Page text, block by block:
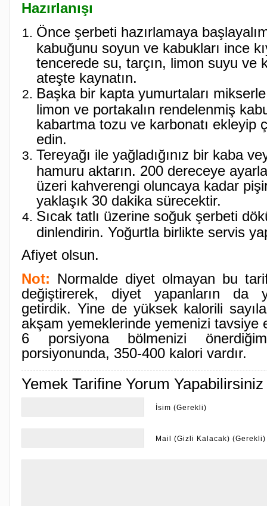
Hazırlanışı
Önce şerbeti hazırlamaya
kabuğunu soyun ve kabukları ince
tencerede su, tarçın, limon suyu ve
ateşte kaynatın.
Başka bir kapta yumurtaları mikserle
limon ve portakalın rendelenmiş
kabartma tozu ve karbonatı ekleyip
edin.
Tereyağı ile yağladığınız bir kaba
hamuru aktarın. 200 dereceye
üzeri kahverengi oluncaya kadar
yaklaşık 30 dakika sürecektir.
Sıcak tatlı üzerine soğuk şerbeti
dinlendirin. Yoğurtla birlikte servis
Afiyet olsun.
Not: Normalde diyet olmayan bu
değiştirerek, diyet yapanların da
getirdik. Yine de yüksek kalorili
akşam yemeklerinde yemenizi tavsiye
6 porsiyona bölmenizi
porsiyonunda, 350-400 kalori vardır.
Yemek Tarifine Yorum Yapabilirsiniz
İsim (Gerekli)
Mail (Gizli Kalacak) (Gerekli)